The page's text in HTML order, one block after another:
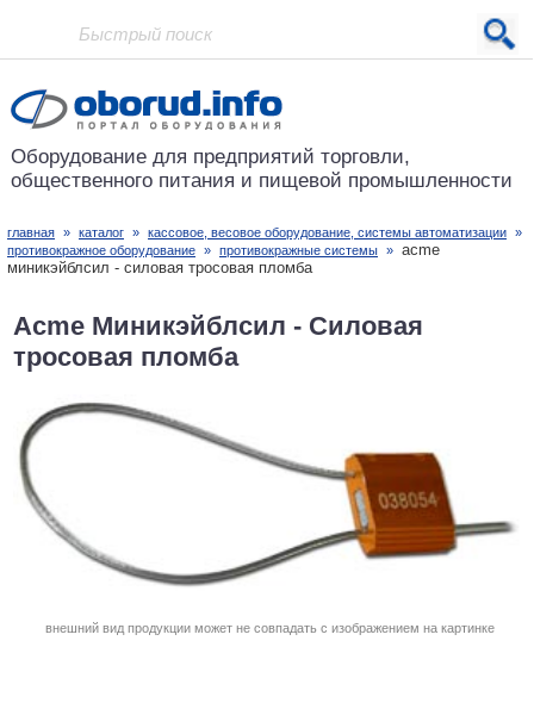
Проект основан в 2001 году
Оборудование для предприятий торговли,
общественного питания и пищевой промышленности
главная » каталог » кассовое, весовое оборудование, системы автоматизации »
противокражное оборудование » противокражные системы » acme
миникэйблсил - силовая тросовая пломба
Acme Миникэйблсил - Силовая
тросовая пломба
внешний вид продукции может не совпадать с изображением на картинке